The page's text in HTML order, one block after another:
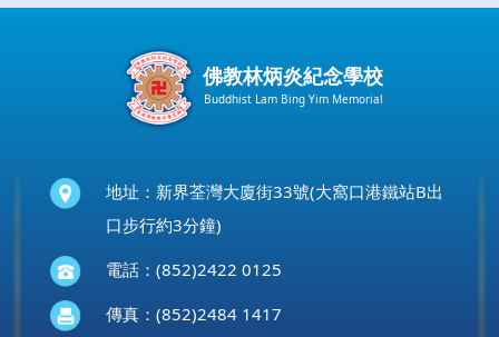
佛教林炳炎紀念學校
Buddhist Lam Bing Yim Memorial
地址：新界荃灣大廈街33號(大窩口港鐵站B出
口步行約3分鐘)
電話：(852)2422 0125
傳真：(852)2484 1417